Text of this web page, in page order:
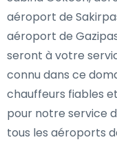
aéroport de
aéroport de
seront à votre
connu dans ce
chauffeurs fiables
pour notre service
tous les aéroports